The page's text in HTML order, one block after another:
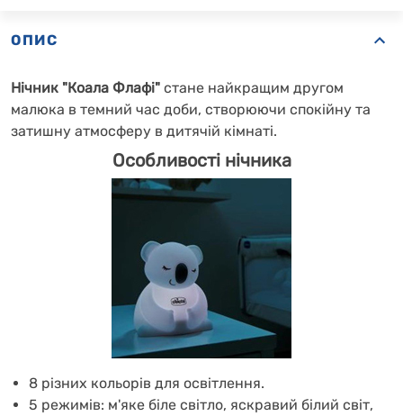
ОПИС
Нічник "Коала Флафі" стане найкращим другом
малюка в темний час доби, створюючи спокійну та
затишну атмосферу в дитячій кімнаті.
Особливості нічника
8 різних кольорів для освітлення.
5 режимів: м'яке біле світло, яскравий білий світ,